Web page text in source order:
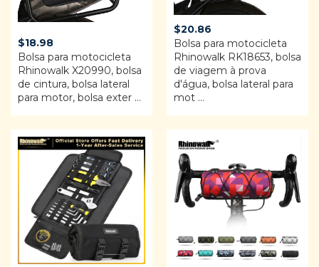
$18.98
Bolsa para motocicleta
Rhinowalk X20990, bolsa
de cintura, bolsa lateral
para motor, bolsa exter ...
$20.86
Bolsa para motocicleta
Rhinowalk RK18653, bolsa
de viagem à prova
d'água, bolsa lateral para
mot ...